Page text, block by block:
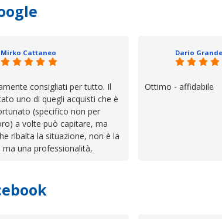
Mirko Cattaneo
consigliati per tutto. Il
uno di quegli acquisti che è
(specifico non per
a volte può capitare, ma
ribalta la situazione, non è la
una professionalità,
io qui è proprio quello che ho
atteggiamento che va oltre
Dario Grande
Ottimo - affidabile